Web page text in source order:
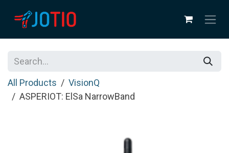
All Products
VisionQ
ASPERIOT: ElSa NarrowBand